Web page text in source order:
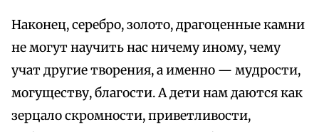
Наконец, серебро, золото, драгоценные камни
не могут научить нас ничему иному, чему
учат другие творения, а именно — мудрости,
могуществу, благости. А дети нам даются как
зерцало скромности, приветливости,